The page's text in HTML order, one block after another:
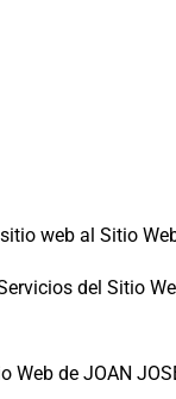
web al Sitio
del Sitio
de JOAN